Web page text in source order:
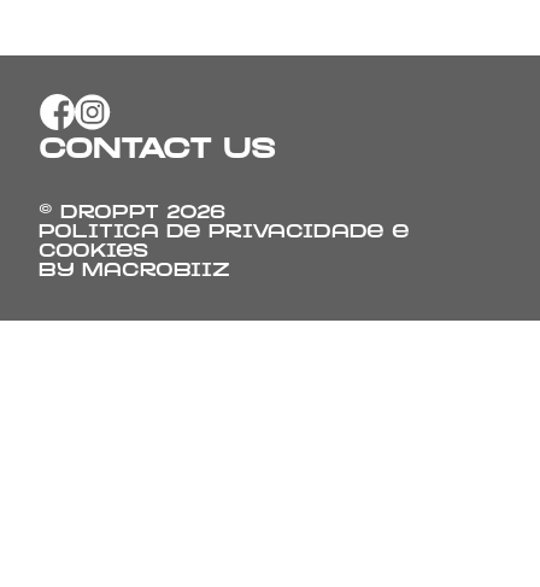
CONTACT US
© Droppt 2026
Politica de Privacidade e
Cookies
By Macrobiiz